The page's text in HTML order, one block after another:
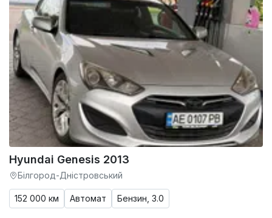
Hyundai Genesis 2013
Білгород-Дністровський
152 000 км Автомат Бензин, 3.0